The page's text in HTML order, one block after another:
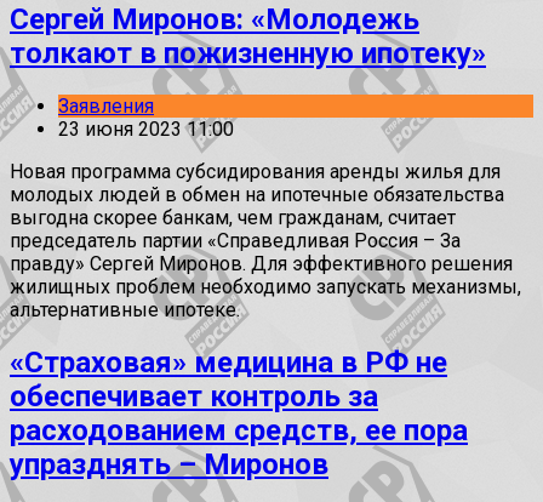
Сергей Миронов: «Молодежь
толкают в пожизненную ипотеку»
Заявления
23 июня 2023 11:00
Новая программа субсидирования аренды жилья для
молодых людей в обмен на ипотечные обязательства
выгодна скорее банкам, чем гражданам, считает
председатель партии «Справедливая Россия – За
правду» Сергей Миронов. Для эффективного решения
жилищных проблем необходимо запускать механизмы,
альтернативные ипотеке.
«Страховая» медицина в РФ не
обеспечивает контроль за
расходованием средств, ее пора
упразднять – Миронов